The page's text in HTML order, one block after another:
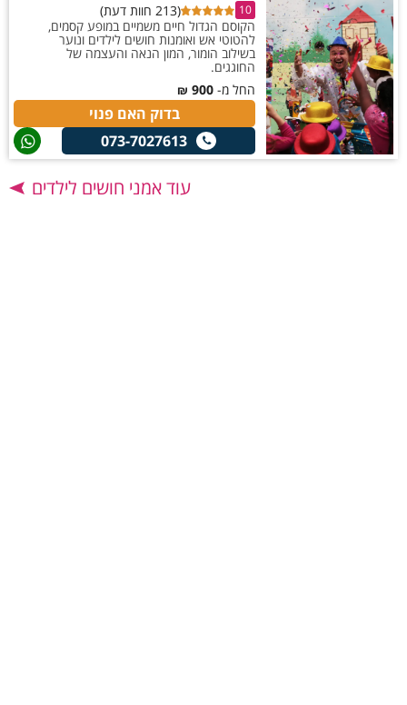
10
(213 חוות דעת)
הקוסם הגדול חיים משמיים במופע קסמים,
להטוטי אש ואומנות חושים לילדים ונוער
בשילוב הומור, המון הנאה והעצמה של
החוגגים.
החל מ- 900
₪
בדוק האם פנוי
073-7027613
עוד אמני חושים לילדים